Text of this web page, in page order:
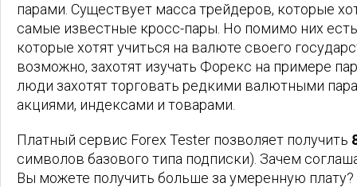
парами. Существует масса трейдеров, которые
самые известные кросс-пары. Но помимо них
которые хотят учиться на валюте своего
возможно, захотят изучать Форекс на примере
люди захотят торговать редкими валютными
акциями, индексами и товарами.
Платный сервис Forex Tester позволяет получить
символов базового типа подписки). Зачем
Вы можете получить больше за умеренную плату?